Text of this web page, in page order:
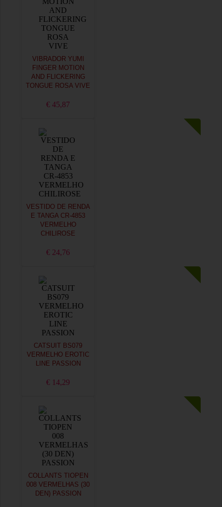
VIBRADOR YUMI
FINGER MOTION
AND FLICKERING
TONGUE ROSA VIVE
€ 45,87
VESTIDO DE RENDA
E TANGA CR-4853
VERMELHO
CHILIROSE
€ 24,76
CATSUIT BS079
VERMELHO EROTIC
LINE PASSION
€ 14,29
COLLANTS TIOPEN
008 VERMELHAS (30
DEN) PASSION